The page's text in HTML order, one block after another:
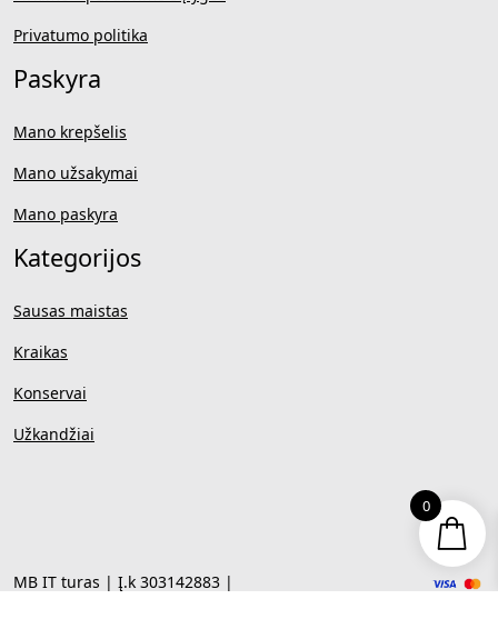
Privatumo politika
Paskyra
Mano krepšelis
Mano užsakymai
Mano paskyra
Kategorijos
Sausas maistas
Kraikas
Konservai
Užkandžiai
MB IT turas | Į.k 303142883 |
0